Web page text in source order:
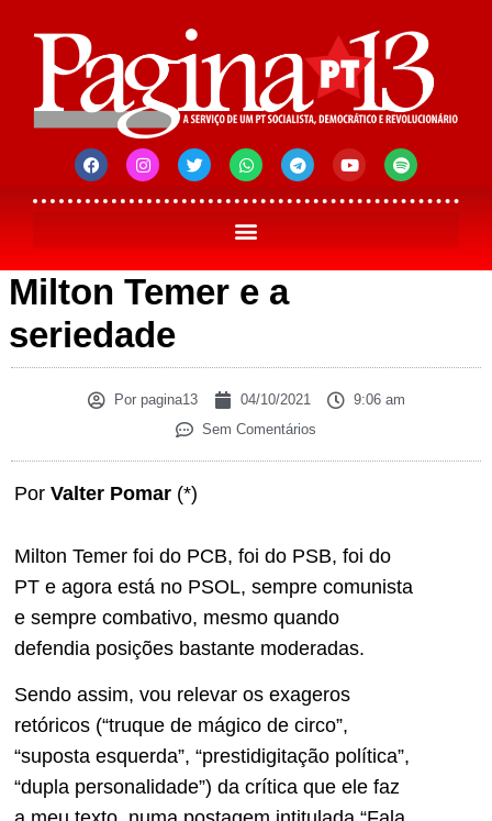
Milton Temer e a
seriedade
Porpagina13 04/10/2021
9:06 am
Sem Comentários
Por Valter Pomar (*)
Milton Temer foi do PCB, foi do PSB, foi do
PT e agora está no PSOL, sempre comunista
e sempre combativo, mesmo quando
defendia posições bastante moderadas.
Sendo assim, vou relevar os exageros
retóricos (“truque de mágico de circo”,
“suposta esquerda”, “prestidigitação política”,
“dupla personalidade”) da crítica que ele faz